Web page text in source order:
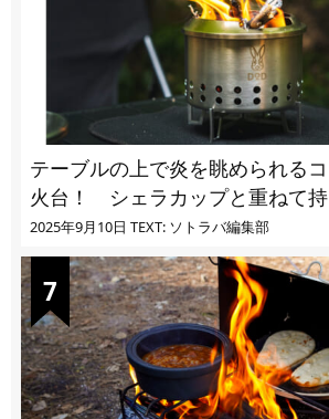
テーブルの上で炎を眺められる
火台！ シェラカップと重ねて
ンパクト収納
2025年9月10日 TEXT: ソトラバ編集部